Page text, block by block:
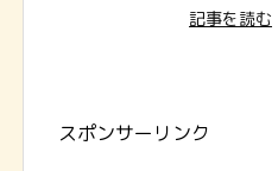
記事を読む
スポンサーリンク